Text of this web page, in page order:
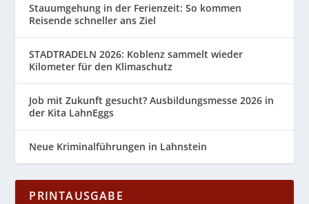
Stauumgehung in der Ferienzeit: So kommen
Reisende schneller ans Ziel
STADTRADELN 2026: Koblenz sammelt wieder
Kilometer für den Klimaschutz
Job mit Zukunft gesucht? Ausbildungsmesse 2026 in
der Kita LahnEggs
Neue Kriminalführungen in Lahnstein
PRINTAUSGABE